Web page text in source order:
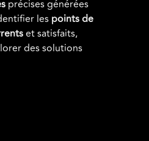
précises générées
les points de
et satisfaits,
des solutions